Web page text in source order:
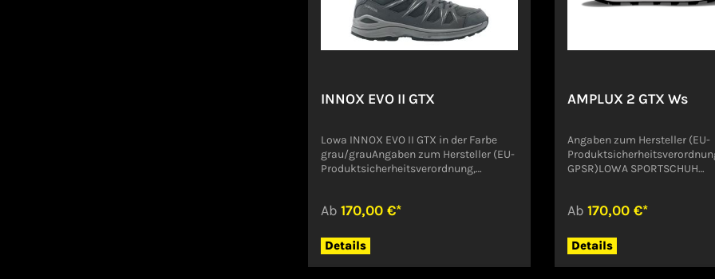
GMBHHAUPTSTR. 1985305
JetzendorfDeutschlandinfo@lowa.com
komfortabel, robust,
Ws.Angaben zum Hersteller
GMBHHAUPTSTR. 1985305
INNOX EVO II GTX
Lowa INNOX EVO II GTX in der Farbe
grau/grauAngaben zum Hersteller (EU-
Produktsicherheitsverordnung,
JetzendorfDeutschlandinfo@lowa.com
Ab 170,00 €*
Details
AMPLUX 2 GTX Ws
Angaben zum Hersteller (EU-
GPSR)LOWA SPORTSCHUH
Ab170,00 €*
Details